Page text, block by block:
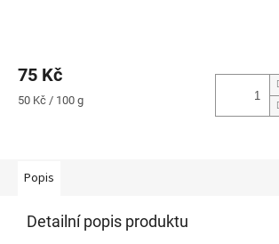
75 Kč
Měrná
50 Kč / 100 g
Popis
Detailní popis produktu